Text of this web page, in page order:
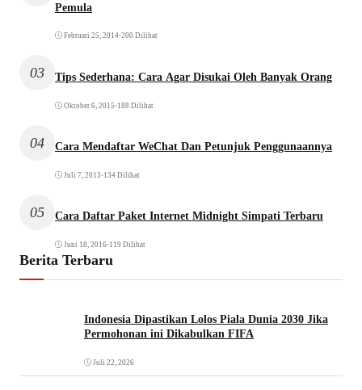
Pemula
Februari 25, 2014•200 Dilihat
03 Tips Sederhana: Cara Agar Disukai Oleh Banyak Orang
Oktober 6, 2015 •188 Dilihat
04 Cara Mendaftar WeChat Dan Petunjuk Penggunaannya
Juli 7, 2013 •134 Dilihat
05 Cara Daftar Paket Internet Midnight Simpati Terbaru
Juni 18, 2016•119 Dilihat
Berita Terbaru
Indonesia Dipastikan Lolos Piala Dunia 2030 Jika
Permohonan ini Dikabulkan FIFA
Juli 22, 2026